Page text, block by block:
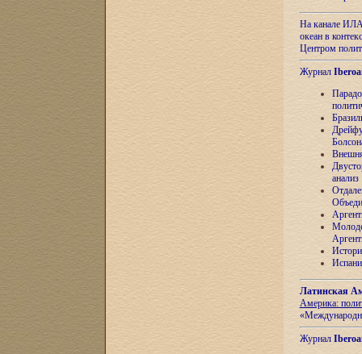
На канале
океан в
Центром
Журнал
анализ
Латинская
Америка:
Журнал